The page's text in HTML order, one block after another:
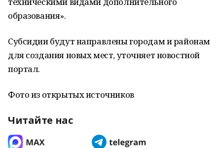
образования».
Субсидии будут направлены городам и районам
для создания новых мест, уточняет новостной
портал.
Фото из открытых источников
Читайте нас